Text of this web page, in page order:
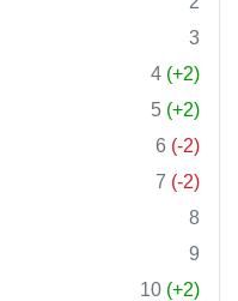
3
4 (+2)
5 (+2)
6 (-2)
7 (-2)
8
9
10 (+2)